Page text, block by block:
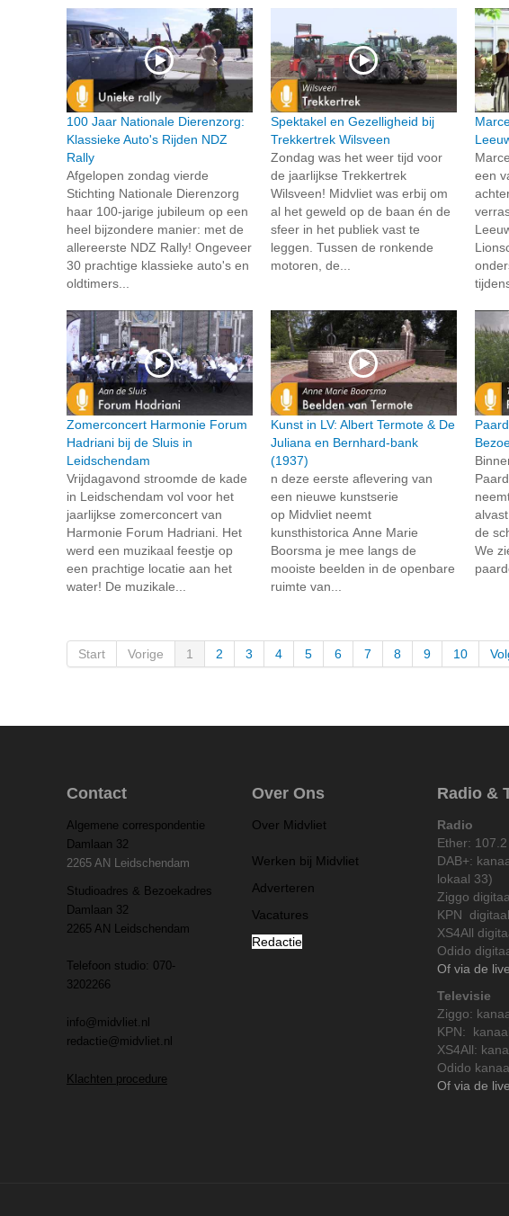
100 Jaar Nationale Dierenzorg:
Klassieke Auto's Rijden NDZ
Rally
Afgelopen zondag vierde
Stichting Nationale Dierenzorg
haar 100-jarige jubileum op een
heel bijzondere manier: met de
allereerste NDZ Rally! Ongeveer
30 prachtige klassieke auto's en
oldtimers...
Spektakel en Gezelligheid bij
Trekkertrek Wilsveen
Zondag was het weer tijd voor
de jaarlijkse Trekkertrek
Wilsveen! Midvliet was erbij om
al het geweld op de baan én de
sfeer in het publiek vast te
leggen. Tussen de ronkende
motoren, de...
een
Zomerconcert Harmonie Forum
Hadriani bij de Sluis in
Leidschendam
Vrijdagavond stroomde de kade
in Leidschendam vol voor het
jaarlijkse zomerconcert van
Harmonie Forum Hadriani. Het
werd een muzikaal feestje op
een prachtige locatie aan het
water! De muzikale...
Kunst in LV: Albert Termote & De
Juliana en Bernhard-bank
(1937)
n deze eerste aflevering van
een nieuwe kunstserie
op Midvliet neemt
kunsthistorica Anne Marie
Boorsma je mee langs de
mooiste beelden in de openbare
ruimte van...
de
We
Start Vorige 1 2 3 4 5 6 7 8 9 10
Contact
Algemene correspondentie
Damlaan 32
2265 AN Leidschendam
Studioadres & Bezoekadres
Damlaan 32
2265 AN Leidschendam
Telefoon studio: 070-
3202266
info@midvliet.nl
redactie@midvliet.nl
Klachten procedure
Over Ons
Over Midvliet
Werken bij Midvliet
Adverteren
Vacatures
Redactie
Radio &
Radio
Ether:
DAB+:
lokaal 33)
Ziggo
KPN
XS4All
Odido
Of via de
Televisie
Ziggo:
KPN:
XS4All:
Odido
Of via de